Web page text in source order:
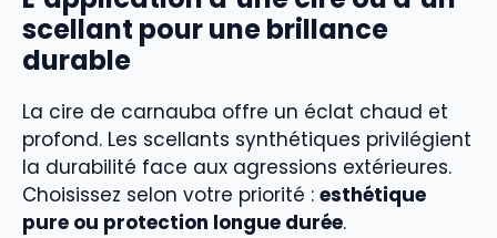
scellant pour une brillance
durable
La cire de carnauba offre un éclat chaud et
profond. Les scellants synthétiques privilégient
la durabilité face aux agressions extérieures.
Choisissez selon votre priorité : esthétique
pure ou protection longue durée.